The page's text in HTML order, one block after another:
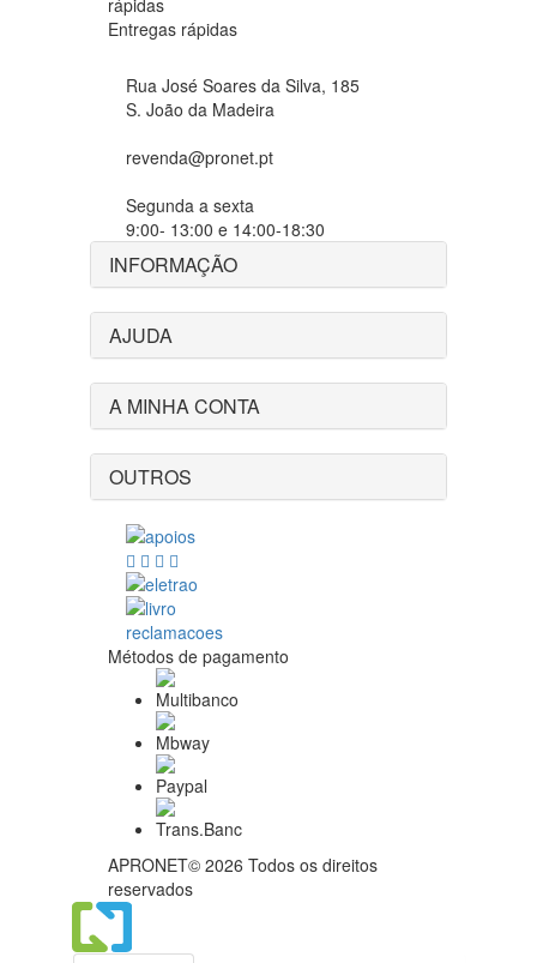
Entregas rápidas
Rua José Soares da Silva, 185
S. João da Madeira
revenda@pronet.pt
Segunda a sexta
9:00- 13:00 e 14:00-18:30
INFORMAÇÃO
AJUDA
A MINHA CONTA
OUTROS
Métodos de pagamento
APRONET© 2026 Todos os direitos
reservados